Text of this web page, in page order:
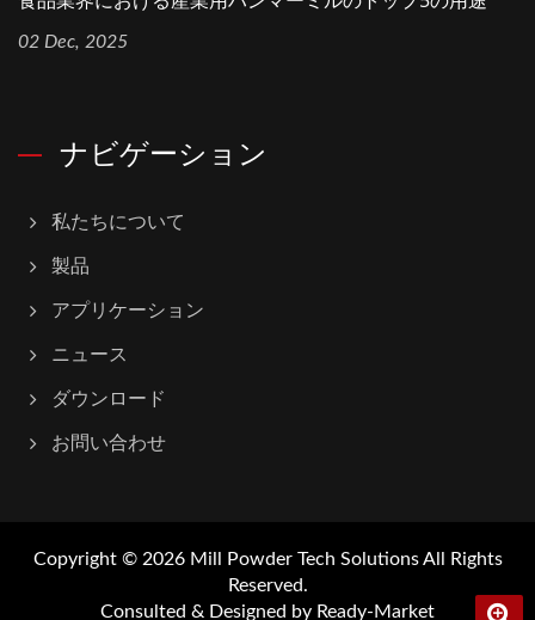
02 Dec, 2025
ナビゲーション
私たちについて
製品
アプリケーション
ニュース
ダウンロード
お問い合わせ
Copyright © 2026 Mill Powder Tech SolutionsAll Rights
Reserved.
Consulted & Designed by Ready-Market